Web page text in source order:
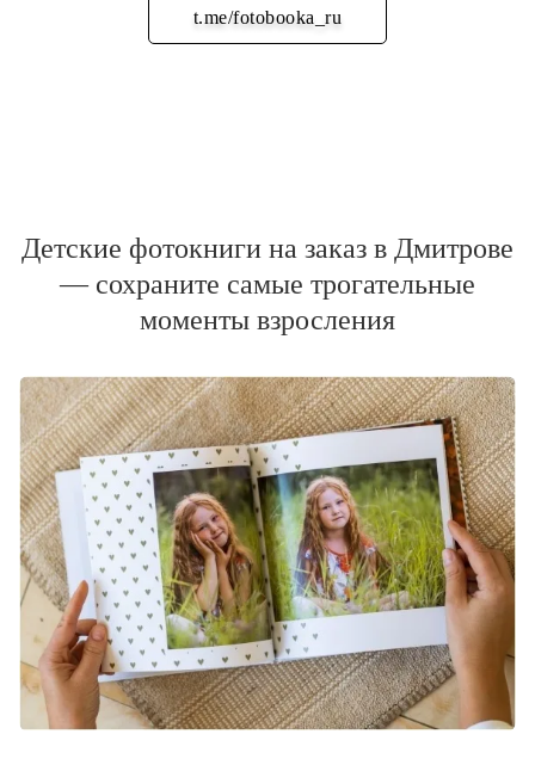
t.me/fotobooka_ru
Подписаться
Детские фотокниги на заказ в Дмитрове
— сохраните самые трогательные
моменты взросления